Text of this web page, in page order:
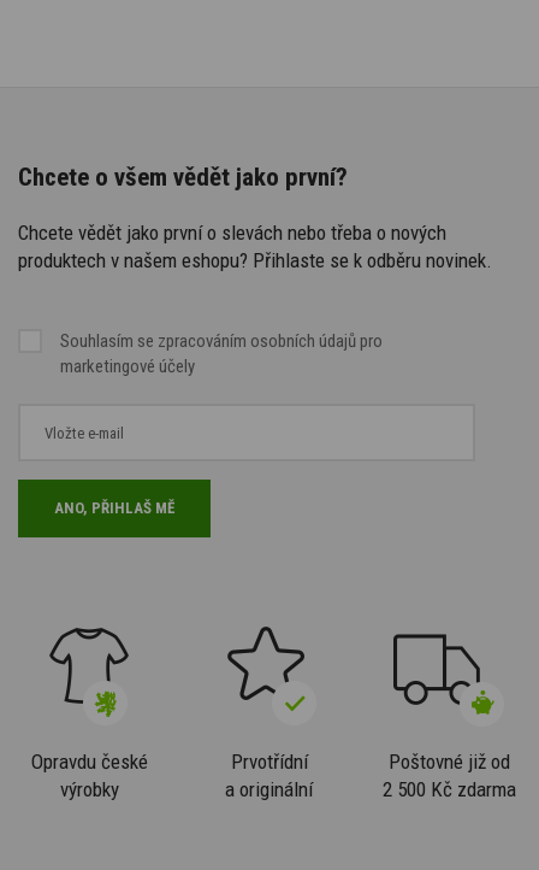
Chcete o všem vědět jako první?
Chcete vědět jako první o slevách nebo třeba o nových
produktech v našem eshopu? Přihlaste se k odběru novinek.
Souhlasím se zpracováním osobních údajů pro
marketingové účely
Opravdu české
výrobky
Prvotřídní
a originální
Poštovné již od
2 500 Kč zdarma